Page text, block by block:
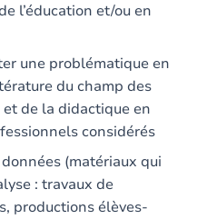
l’éducation et/ou en
une problématique en
du champ des
et de la didactique en
considérés
(matériaux qui
: travaux de
productions élèves-